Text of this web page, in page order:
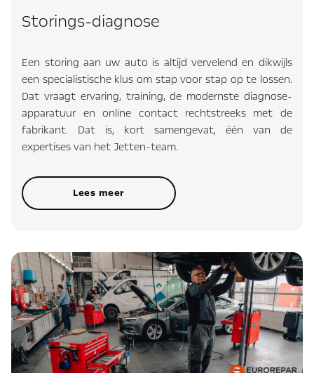
Storings-diagnose
Een storing aan uw auto is altijd vervelend en dikwijls
een specialistische klus om stap voor stap op te lossen.
Dat vraagt ervaring, training, de modernste diagnose-
apparatuur en online contact rechtstreeks met de
fabrikant. Dat is, kort samengevat, één van de
expertises van het Jetten-team.
Lees meer